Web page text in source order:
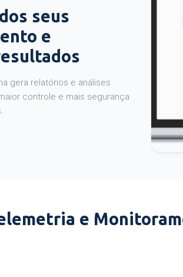
seus
e
gera relatórios e análises
controle e mais segurança
e